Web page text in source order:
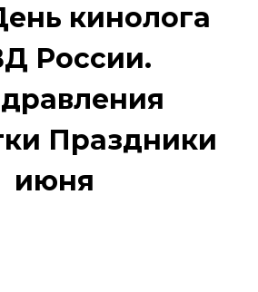
кинолога
России.
Праздники
июня